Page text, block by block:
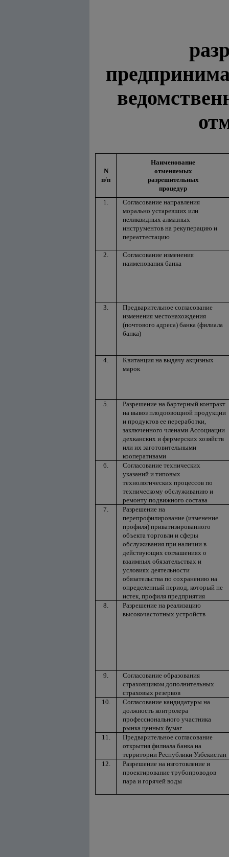
N
п/п
Наименование
отменяемых
разрешительных
процедур
1.
Согласование направления
морально устаревших или
неликвидных алмазных
инструментов на рекуперацию и
переаттестацию
2.
Согласование изменения
наименования банка
3.
Предварительное согласование
изменения местонахождения
(почтового адреса) банка (филиала
банка)
4.
Квитанция на выдачу акцизных
марок
5.
Разрешение на бартерный контракт
на вывоз плодоовощной продукции
и продуктов ее переработки,
заключенного членами Ассоциации
дехканских и фермерских хозяйств
или их заготовительными
кооперативами
6.
Согласование технических
указаний и типовых
технологических процессов по
техническому обслуживанию и
ремонту подвижного состава
7.
Разрешение на
перепрофилирование (изменение
профиля) приватизированного
объекта торговли и сферы
обслуживания при наличии в
действующих соглашениях о
взаимных обязательствах и
условиях деятельности
обязательства по сохранению на
определенный период, который не
истек, профиля предприятия
8.
Разрешение на реализацию
высокочастотных устройств
9.
Согласование образования
страховщиком дополнительных
страховых резервов
10.
Согласование кандидатуры на
должность контролера
профессионального участника
рынка ценных бумаг
11.
Предварительное согласование
открытия филиала банка на
территории Республики Узбекистан
12.
Разрешение на изготовление и
проектирование трубопроводов
пара и горячей воды